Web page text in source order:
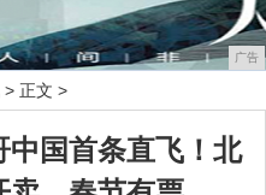
广告
> 正文 >
国首条直飞！北